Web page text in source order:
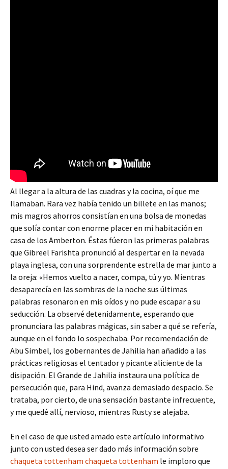
Al llegar a la altura de las cuadras y la cocina, oí que me
llamaban. Rara vez había tenido un billete en las manos;
mis magros ahorros consistían en una bolsa de monedas
que solía contar con enorme placer en mi habitación en
casa de los Amberton. Éstas fúeron las primeras palabras
que Gibreel Farishta pronunció al despertar en la nevada
playa inglesa, con una sorprendente estrella de mar junto a
la oreja: «Hemos vuelto a nacer, compa, tú y yo. Mientras
desaparecía en las sombras de la noche sus últimas
palabras resonaron en mis oídos y no pude escapar a su
seducción. La observé detenidamente, esperando que
pronunciara las palabras mágicas, sin saber a qué se refería,
aunque en el fondo lo sospechaba. Por recomendación de
Abu Simbel, los gobernantes de Jahilia han añadido a las
prácticas religiosas el tentador y picante aliciente de la
disipación. El Grande de Jahilia instaura una política de
persecución que, para Hind, avanza demasiado despacio. Se
trataba, por cierto, de una sensación bastante infrecuente,
y me quedé allí, nervioso, mientras Rusty se alejaba.
En el caso de que usted amado este artículo informativo
junto con usted desea ser dado más información sobre
chaqueta tottenham chaqueta tottenham le imploro que